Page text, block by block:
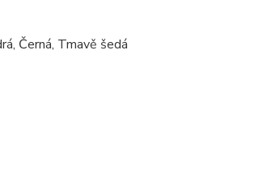
Černá, Tmavě šedá